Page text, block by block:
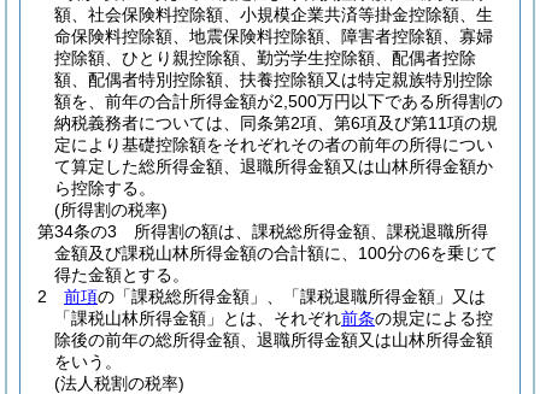
額、社会保険料控除額、小規模企業共済等掛金控除額、生
命保険料控除額、地震保険料控除額、障害者控除額、寡婦
控除額、ひとり親控除額、勤労学生控除額、配偶者控除
額、配偶者特別控除額、扶養控除額又は特定親族特別控除
額を、前年の合計所得金額が2,500万円以下である所得割の
納税義務者については、同条第2項、第6項及び第11項の規
定により基礎控除額をそれぞれその者の前年の所得につい
て算定した総所得金額、退職所得金額又は山林所得金額か
ら控除する。
(所得割の税率)
第34条の3
所得割の額は、課税総所得金額、課税退職所得
金額及び課税山林所得金額の合計額に、100分の6を乗じて
得た金額とする。
2
前項の「課税総所得金額」、「課税退職所得金額」又は
「課税山林所得金額」とは、それぞれ前条の規定による控
除後の前年の総所得金額、退職所得金額又は山林所得金額
をいう。
(法人税割の税率)